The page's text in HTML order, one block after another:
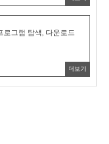
로그램 탐색, 다운로드
더보기